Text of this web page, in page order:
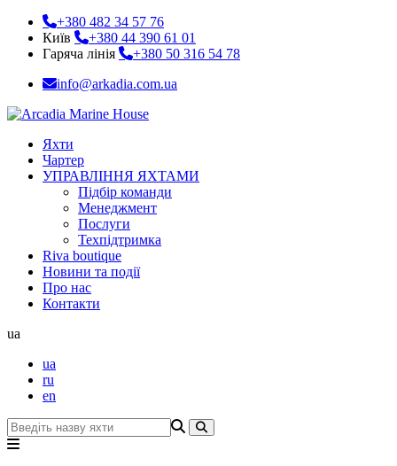
+380 482 34 57 76
Київ
+380 44 390 61 01
Гаряча лінія
+380 50 316 54 78
info@arkadia.com.ua
Яхти
Чартер
УПРАВЛІННЯ ЯХТАМИ
Підбір команди
Менеджмент
Послуги
Техпідтримка
Riva boutique
Новини та події
Про нас
Контакти
ua
ua
ru
en